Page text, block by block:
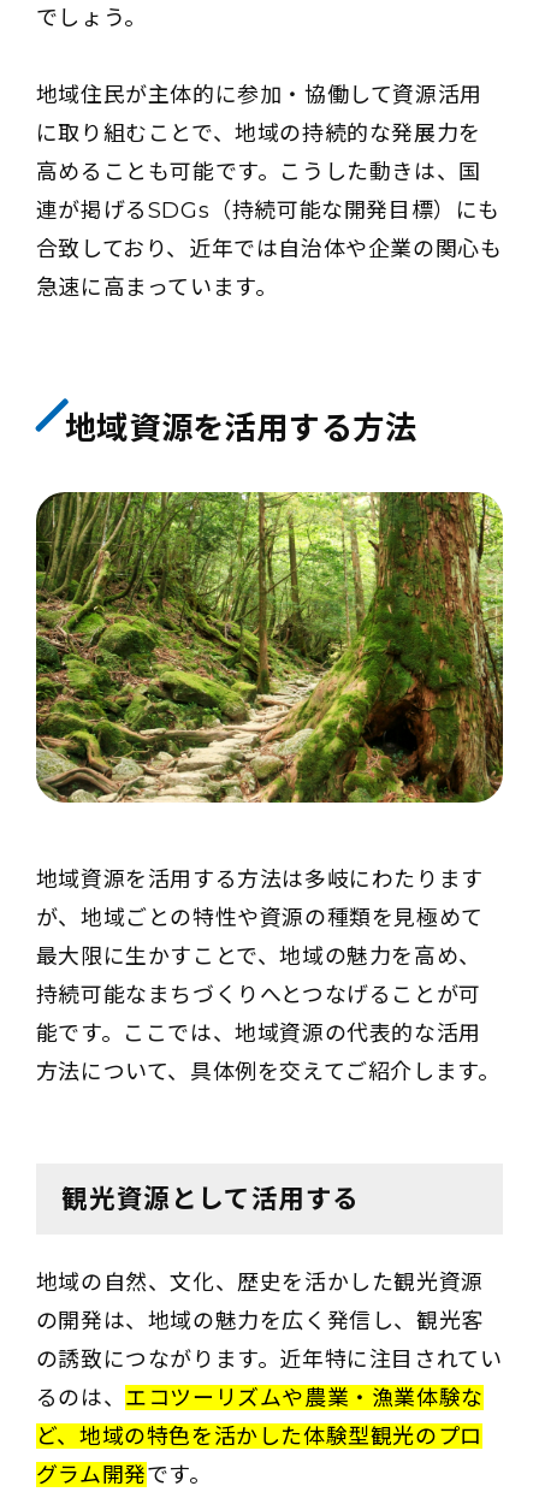
でしょう。
地域住民が主体的に参加・協働して資源活用
に取り組むことで、地域の持続的な発展力を
高めることも可能です。こうした動きは、国
連が掲げるSDGs（持続可能な開発目標）にも
合致しており、近年では自治体や企業の関心も
急速に高まっています。
地域資源を活用する方法
地域資源を活用する方法は多岐にわたります
が、地域ごとの特性や資源の種類を見極めて
最大限に生かすことで、地域の魅力を高め、
持続可能なまちづくりへとつなげることが可
能です。ここでは、地域資源の代表的な活用
方法について、具体例を交えてご紹介します。
観光資源として活用する
地域の自然、文化、歴史を活かした観光資源
の開発は、地域の魅力を広く発信し、観光客
の誘致につながります。近年特に注目されてい
るのは、 エコツーリズムや農業・漁業体験な
ど、地域の特色を活かした体験型観光のプロ
グラム開発です。